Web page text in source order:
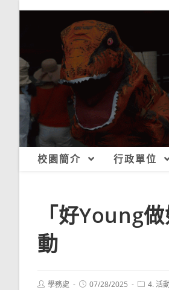
校園簡介 行政單位
「好Young
動
Post學務處
Post07/28/2025
Post4. 活